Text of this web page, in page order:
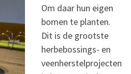
Om daar hun eigen
bomen te planten.
Dit is de grootste
herbebossings- en
veenherstelprojecten